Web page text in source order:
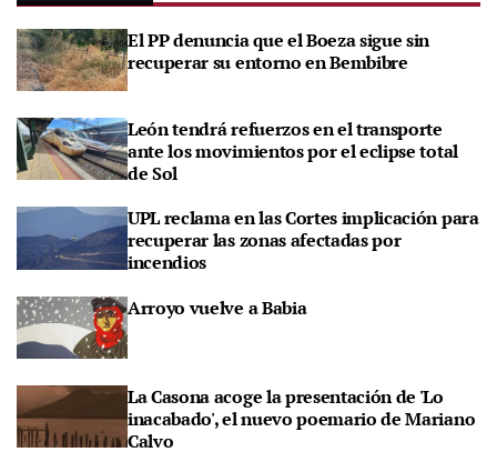
El PP denuncia que el Boeza sigue sin
recuperar su entorno en Bembibre
León tendrá refuerzos en el transporte
ante los movimientos por el eclipse total
de Sol
UPL reclama en las Cortes implicación para
recuperar las zonas afectadas por
incendios
Arroyo vuelve a Babia
La Casona acoge la presentación de 'Lo
inacabado', el nuevo poemario de Mariano
Calvo